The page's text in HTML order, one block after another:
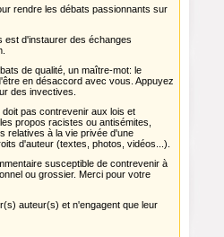
rendre les débats passionnants sur
est d'instaurer des échanges
de qualité, un maître-mot: le
en désaccord avec vous. Appuyez
des invectives.
pas contrevenir aux lois et
propos racistes ou antisémites,
relatives à la vie privée d'une
d'auteur (textes, photos, vidéos...).
susceptible de contrevenir à
ou grossier. Merci pour votre
auteur(s) et n'engagent que leur